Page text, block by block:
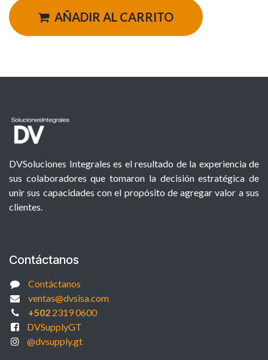
AÑADIR AL CARRITO
DVSoluciones Integrales es el resultado de la experiencia de
sus colaboradores que tomaron la decisión estratégica de
unir sus capacidades con el propósito de agregar valor a sus
clientes.
Contáctanos
Contáctanos
ventas@dvsisa.com
+5022319 0600
DVSupplyGT
@dvsupply.gt